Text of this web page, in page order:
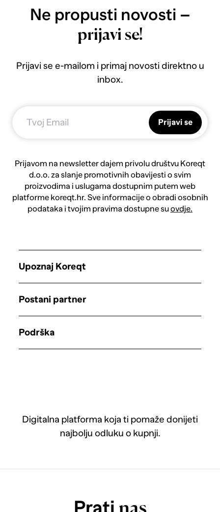
Ne propusti novosti –
prijavi se!
Prijavi se e-mailom i primaj novosti direktno u
inbox.
Prijavi se
Prijavom na newsletter dajem privolu društvu Koreqt
d.o.o. za slanje promotivnih obavijesti o svim
proizvodima i uslugama dostupnim putem web
platforme koreqt.hr. Sve informacije o obradi osobnih
podataka i tvojim pravima dostupne suovdje.
Digitalna platforma koja ti pomaže donijeti
najbolju odluku o kupnji.
Upoznaj Koreqt
Postani partner
Podrška
Prati